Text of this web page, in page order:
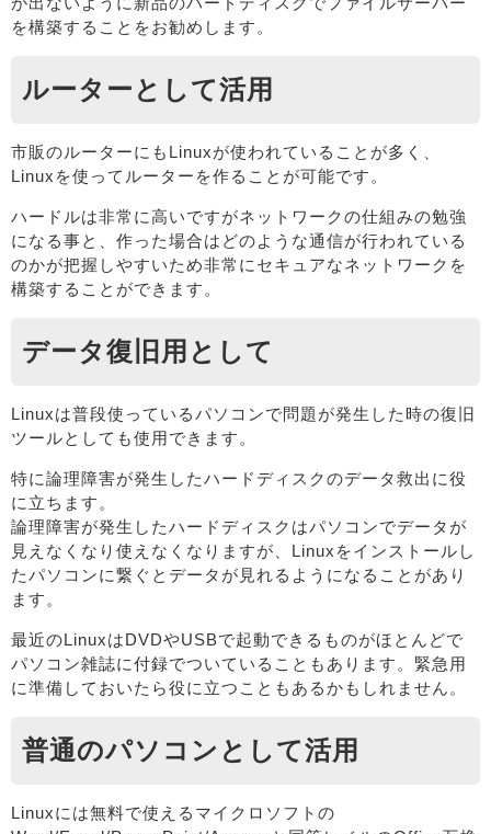
を構築することをお勧めします。
ルーターとして活用
市販のルーターにもLinuxが使われていることが多く、
Linuxを使ってルーターを作ることが可能です。
ハードルは非常に高いですがネットワークの仕組みの勉強
になる事と、作った場合はどのような通信が行われている
のかが把握しやすいため非常にセキュアなネットワークを
構築することができます。
データ復旧用として
Linuxは普段使っているパソコンで問題が発生した時の復旧
ツールとしても使用できます。
特に論理障害が発生したハードディスクのデータ救出に役
に立ちます。
論理障害が発生したハードディスクはパソコンでデータが
見えなくなり使えなくなりますが、Linuxをインストールし
たパソコンに繋ぐとデータが見れるようになることがあり
ます。
最近のLinuxはDVDやUSBで起動できるものがほとんどで
パソコン雑誌に付録でついていることもあります。緊急用
に準備しておいたら役に立つこともあるかもしれません。
普通のパソコンとして活用
Linuxには無料で使えるマイクロソフトの